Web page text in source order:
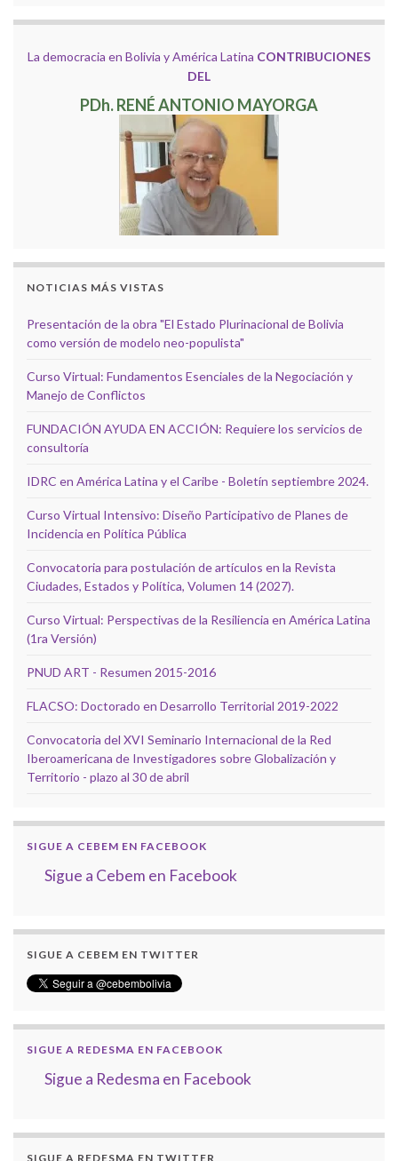
La democracia en Bolivia y América Latina CONTRIBUCIONES
DEL
PDh. RENÉ ANTONIO MAYORGA
NOTICIAS MÁS VISTAS
Presentación de la obra "El Estado Plurinacional de Bolivia
como versión de modelo neo-populista"
Curso Virtual: Fundamentos Esenciales de la Negociación y
Manejo de Conflictos
FUNDACIÓN AYUDA EN ACCIÓN: Requiere los servicios de
consultoría
IDRC en América Latina y el Caribe - Boletín septiembre 2024.
Curso Virtual Intensivo: Diseño Participativo de Planes de
Incidencia en Política Pública
Convocatoria para postulación de artículos en la Revista
Ciudades, Estados y Política, Volumen 14 (2027).
Curso Virtual: Perspectivas de la Resiliencia en América Latina
(1ra Versión)
PNUD ART - Resumen 2015-2016
FLACSO: Doctorado en Desarrollo Territorial 2019-2022
Convocatoria del XVI Seminario Internacional de la Red
Iberoamericana de Investigadores sobre Globalización y
Territorio - plazo al 30 de abril
SIGUE A CEBEM EN FACEBOOK
Sigue a Cebem en Facebook
SIGUE A CEBEM EN TWITTER
SIGUE A REDESMA EN FACEBOOK
Sigue a Redesma en Facebook
SIGUE A REDESMA EN TWITTER